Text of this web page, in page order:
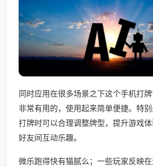
同时应用在很多场景之下这个手机打
非常有用的，使用起来简单便捷。特
打牌时可以合理调整牌型，提升游戏
好友间互动乐趣。
微乐跑得快有猫腻么；一些玩家反映